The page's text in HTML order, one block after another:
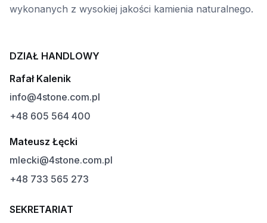
wykonanych z wysokiej jakości kamienia naturalnego.
DZIAŁ HANDLOWY
Rafał Kalenik
info@4stone.com.pl
+48 605 564 400
Mateusz Łęcki
mlecki@4stone.com.pl
+48 733 565 273
SEKRETARIAT